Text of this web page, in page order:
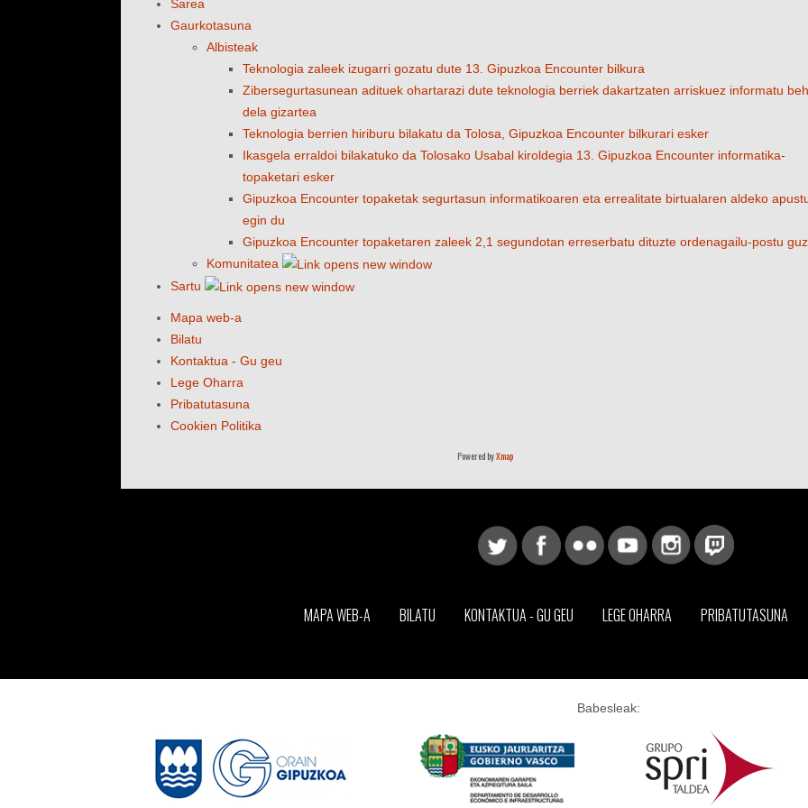
Sarea
Gaurkotasuna
Albisteak
Teknologia zaleek izugarri gozatu dute 13. Gipuzkoa Encounter bilkura
Zibersegurtasunean adituek ohartarazi dute teknologia berriek dakartzaten arriskuez informatu
dela gizartea
Teknologia berrien hiriburu bilakatu da Tolosa, Gipuzkoa Encounter bilkurari esker
Ikasgela erraldoi bilakatuko da Tolosako Usabal kiroldegia 13. Gipuzkoa Encounter informatika-
topaketari esker
Gipuzkoa Encounter topaketak segurtasun informatikoaren eta errealitate birtualaren aldeko
egin du
Gipuzkoa Encounter topaketaren zaleek 2,1 segundotan erreserbatu dituzte ordenagailu-postu
Komunitatea
Sartu
Mapa web-a
Bilatu
Kontaktua - Gu geu
Lege Oharra
Pribatutasuna
Cookien Politika
Powered byXmap
MAPA WEB-A BILATU KONTAKTUA - GU GEU LEGE OHARRA PRIBATUTASUNA
Babesleak: